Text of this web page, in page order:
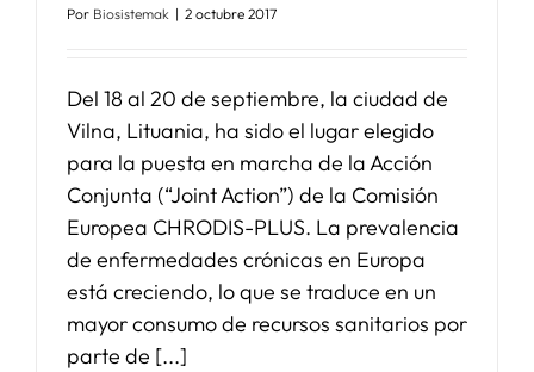
Por Biosistemak | 2 octubre 2017
Del 18 al 20 de septiembre, la ciudad de
Vilna, Lituania, ha sido el lugar elegido
para la puesta en marcha de la Acción
Conjunta (“Joint Action”) de la Comisión
Europea CHRODIS-PLUS. La prevalencia
de enfermedades crónicas en Europa
está creciendo, lo que se traduce en un
mayor consumo de recursos sanitarios por
parte de [...]